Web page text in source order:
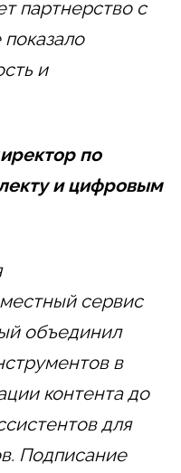
партнерство с
и
по
и цифровым
сервис
объединил
в
контента до
для
Подписание